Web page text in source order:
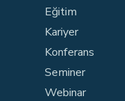
Eğitim
Kariyer
Konferans
Seminer
Webinar